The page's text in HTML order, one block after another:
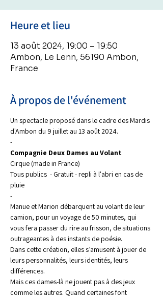
Heure et lieu
13 août 2024, 19:00 – 19:50
Ambon, Le Lenn, 56190 Ambon,
France
À propos de l'événement
Un spectacle proposé dans le cadre des Mardis
d'Ambon du 9 juillet au 13 août 2024.
-
Compagnie Deux Dames au Volant
Cirque (made in France)
Tous publics  - Gratuit - repli à l'abri en cas de
pluie
-
Manue et Marion débarquent au volant de leur
camion, pour un voyage de 50 minutes, qui
vous fera passer du rire au frisson, de situations
outrageantes à des instants de poésie.
Dans cette création, elles s’amusent à jouer de
leurs personnalités, leurs identités, leurs
différences.
Mais ces dames-là ne jouent pas à des jeux
comme les autres. Quand certaines font